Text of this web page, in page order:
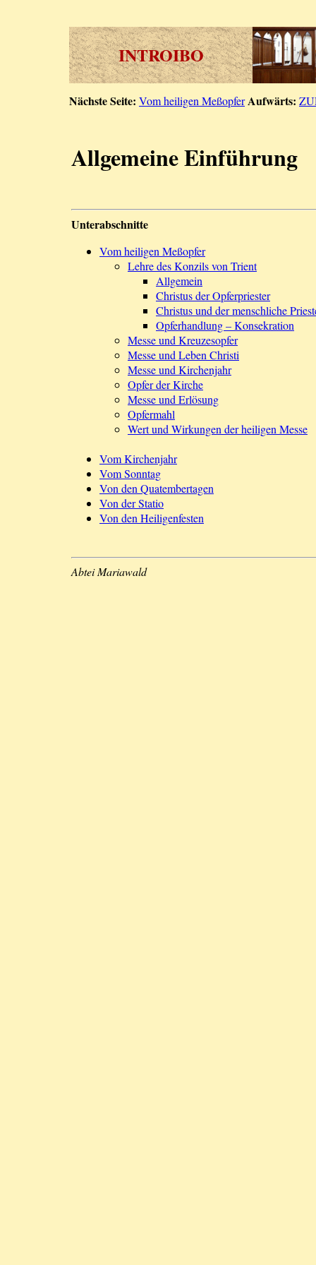
INTROIBO
Nächste Seite: Vom heiligen MeßopferAufwärts:
Allgemeine Einführung
Unterabschnitte
Vom heiligen Meßopfer
Lehre des Konzils von Trient
Allgemein
Christus der Opferpriester
Christus und der menschliche
Opferhandlung – Konsekration
Messe und Kreuzesopfer
Messe und Leben Christi
Messe und Kirchenjahr
Opfer der Kirche
Messe und Erlösung
Opfermahl
Wert und Wirkungen der heiligen Messe
Vom Kirchenjahr
Vom Sonntag
Von den Quatembertagen
Von der Statio
Von den Heiligenfesten
Abtei Mariawald